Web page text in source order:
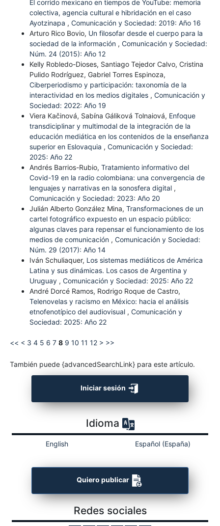
El corrido mexicano en tiempos de YouTube: memoria
colectiva, agencia cultural e hibridación en el caso
Ayotzinapa , Comunicación y Sociedad: 2019: Año 16
Arturo Rico Bovio, Un filosofar desde el cuerpo para la
sociedad de la información , Comunicación y Sociedad:
Núm. 24 (2015): Año 12
Kelly Robledo-Dioses, Santiago Tejedor Calvo, Cristina
Pulido Rodríguez, Gabriel Torres Espinoza,
Ciberperiodismo y participación: taxonomía de la
interactividad en los medios digitales , Comunicación y
Sociedad: 2022: Año 19
Viera Kačinová, Sabína Gáliková Tolnaiová, Enfoque
transdiciplinar y multimodal de la integración de la
educación mediática en los contenidos de la enseñanza
superior en Eslovaquia , Comunicación y Sociedad:
2025: Año 22
Andrés Barrios-Rubio, Tratamiento informativo del
Covid-19 en la radio colombiana: una convergencia de
lenguajes y narrativas en la sonosfera digital ,
Comunicación y Sociedad: 2023: Año 20
Julián Alberto González Mina, Transformaciones de un
cartel fotográfico expuesto en un espacio público:
algunas claves para repensar el funcionamiento de los
medios de comunicación , Comunicación y Sociedad:
Núm. 29 (2017): Año 14
Iván Schuliaquer, Los sistemas mediáticos de América
Latina y sus dinámicas. Los casos de Argentina y
Uruguay , Comunicación y Sociedad: 2025: Año 22
André Dorcé Ramos, Rodrigo Roque de Castro,
Telenovelas y racismo en México: hacia el análisis
etnofenotípico del audiovisual , Comunicación y
Sociedad: 2025: Año 22
<< < 3 4 5 6 7 8 9 10 11 12 > >>
También puede {advancedSearchLink} para este artículo.
Iniciar sesión
Idioma
English Español (España)
Quiero publicar
Redes sociales